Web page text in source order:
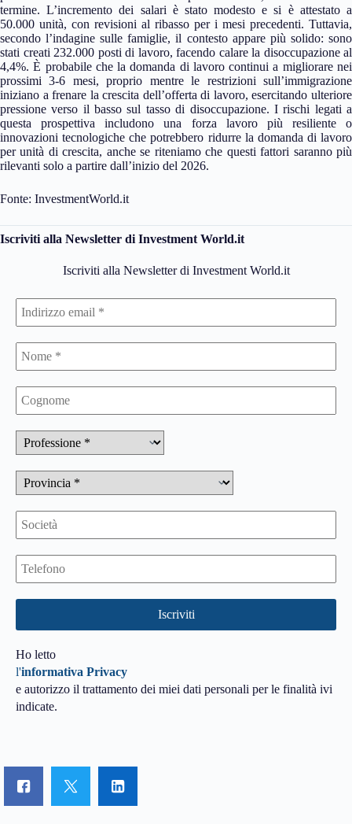
termine. L’incremento dei salari è stato modesto e si è attestato a
50.000 unità, con revisioni al ribasso per i mesi precedenti. Tuttavia,
secondo l’indagine sulle famiglie, il contesto appare più solido: sono
stati creati 232.000 posti di lavoro, facendo calare la disoccupazione al
4,4%. È probabile che la domanda di lavoro continui a migliorare nei
prossimi 3-6 mesi, proprio mentre le restrizioni sull’immigrazione
iniziano a frenare la crescita dell’offerta di lavoro, esercitando ulteriore
pressione verso il basso sul tasso di disoccupazione. I rischi legati a
questa prospettiva includono una forza lavoro più resiliente o
innovazioni tecnologiche che potrebbero ridurre la domanda di lavoro
per unità di crescita, anche se riteniamo che questi fattori saranno più
rilevanti solo a partire dall’inizio del 2026.
Fonte: InvestmentWorld.it
Iscriviti alla Newsletter di Investment World.it
Iscriviti alla Newsletter di Investment World.it
Ho letto
l'informativa Privacy
e autorizzo il trattamento dei miei dati personali per le finalità ivi
indicate.